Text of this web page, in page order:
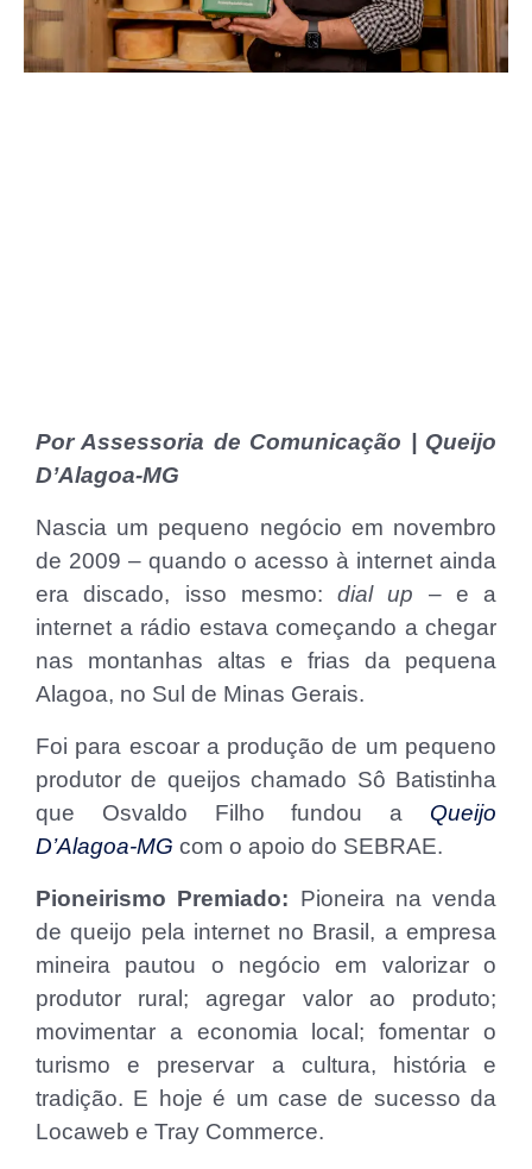
Por Assessoria de Comunicação | Queijo
D’Alagoa-MG
Nascia um pequeno negócio em novembro
de 2009 – quando o acesso à internet ainda
era discado, isso mesmo: dial up – e a
internet a rádio estava começando a chegar
nas montanhas altas e frias da pequena
Alagoa, no Sul de Minas Gerais.
Foi para escoar a produção de um pequeno
produtor de queijos chamado Sô Batistinha
que Osvaldo Filho fundou a Queijo
D’Alagoa-MG com o apoio do SEBRAE.
Pioneirismo Premiado: Pioneira na venda
de queijo pela internet no Brasil, a empresa
mineira pautou o negócio em valorizar o
produtor rural; agregar valor ao produto;
movimentar a economia local; fomentar o
turismo e preservar a cultura, história e
tradição. E hoje é um case de sucesso da
Locaweb e Tray Commerce.